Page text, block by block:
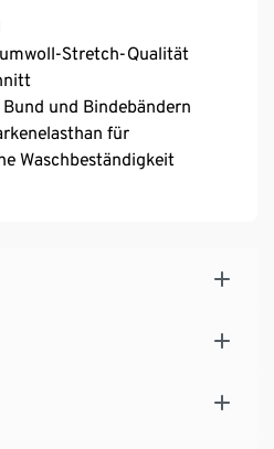
Stretch-Qualität
und Bindebändern
für
Waschbeständigkeit